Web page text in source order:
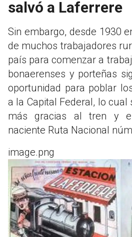
salvó a Laferrere
Sin embargo, desde 1930
de muchos trabajadores
país para comenzar a
bonaerenses y porteñas
oportunidad para poblar
a la Capital Federal, lo
más gracias al tren y
naciente Ruta Nacional
image.png